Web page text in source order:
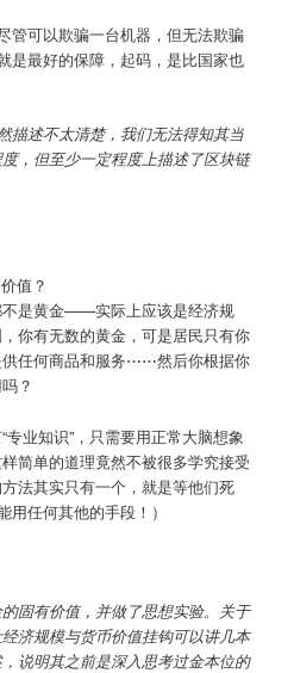
管可以欺骗一台机器，但无法欺骗
是最好的保障，起码，是比国家也
描述不太清楚，我们无法得知其当
，但至少一定程度上描述了区块链
值？
不是黄金——实际上应该是经济规
你有无数的黄金，可是居民只有你
供任何商品和服务⋯⋯然后你根据你
？
业知识”，只需要用正常大脑想象
简单的道理竟然不被很多学究接受
法其实只有一个，就是等他们死
任何其他的手段！）
固有价值，并做了思想实验。关于
济规模与货币价值挂钩可以讲几本
说明其之前是深入思考过金本位的